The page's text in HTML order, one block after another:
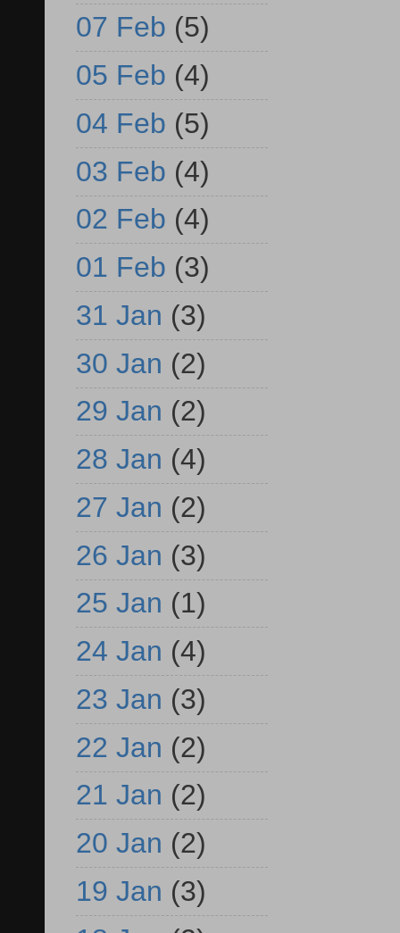
07 Feb (5)
05 Feb (4)
04 Feb (5)
03 Feb (4)
02 Feb (4)
01 Feb (3)
31 Jan (3)
30 Jan (2)
29 Jan (2)
28 Jan (4)
27 Jan (2)
26 Jan (3)
25 Jan (1)
24 Jan (4)
23 Jan (3)
22 Jan (2)
21 Jan (2)
20 Jan (2)
19 Jan (3)